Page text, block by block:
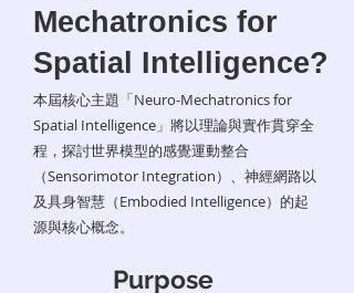
Mechatronics for
Spatial Intelligence?
本屆核心主題「Neuro-Mechatronics for
Spatial Intelligence」將以理論與實作貫穿全
程，探討世界模型的感覺運動整合
（Sensorimotor Integration）、神經網路以
及具身智慧（Embodied Intelligence）的起
源與核心概念。
Purpose